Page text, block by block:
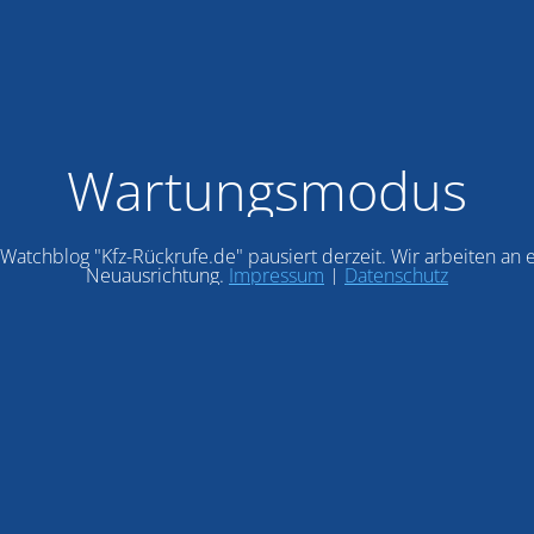
Wartungsmodus
"Kfz-Rückrufe.de" pausiert derzeit. Wir arbeiten an
Neuausrichtung. Impressum | Datenschutz